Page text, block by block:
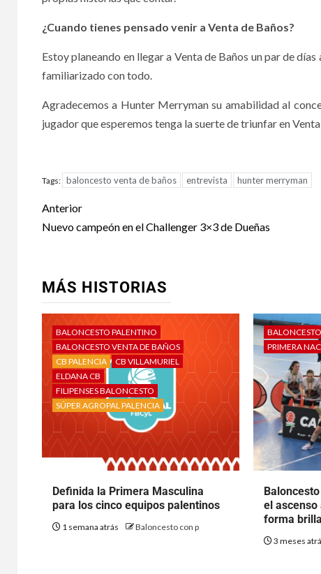
¿Cuando tienes pensado venir a Venta de Baños?
Estoy planeando en llegar a Venta de Baños un par de
familiarizado con todo.
Agradecemos a Hunter Merryman su amabilidad al
jugador que esperemos tenga la suerte de triunfar en
Tags: baloncesto venta de baños entrevista hunter merryman
Anterior
Nuevo campeón en el Challenger 3×3 de Dueñas
MÁS HISTORIAS
BALONCESTO PALENTINO
BALONCESTO VENTA DE BAÑOS
CB PALENCIA
CB VILLAMURIEL
ELDANA CB
FILIPENSES BALONCESTO
SÚPER AGROPAL PALENCIA
Definida la Primera Masculina
para los cinco equipos palentinos
1 semana atrás Baloncesto con p
PRIMERA
el ascenso
forma
3 meses